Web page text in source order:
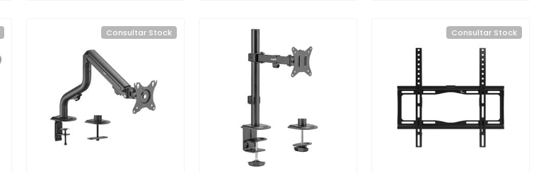
Consultar Stock Consultar Stock